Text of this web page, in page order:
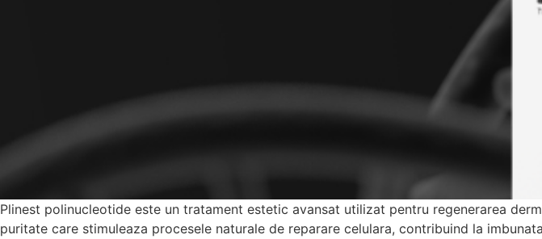
Plinest polinucleotide este un tratament estetic avansat utilizat pentru regenerarea
puritate care stimuleaza procesele naturale de reparare celulara, contribuind la